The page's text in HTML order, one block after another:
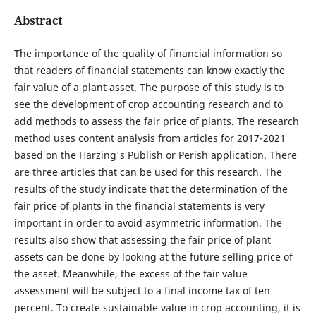
Abstract
The importance of the quality of financial information so
that readers of financial statements can know exactly the
fair value of a plant asset. The purpose of this study is to
see the development of crop accounting research and to
add methods to assess the fair price of plants. The research
method uses content analysis from articles for 2017-2021
based on the Harzing's Publish or Perish application. There
are three articles that can be used for this research. The
results of the study indicate that the determination of the
fair price of plants in the financial statements is very
important in order to avoid asymmetric information. The
results also show that assessing the fair price of plant
assets can be done by looking at the future selling price of
the asset. Meanwhile, the excess of the fair value
assessment will be subject to a final income tax of ten
percent. To create sustainable value in crop accounting, it is